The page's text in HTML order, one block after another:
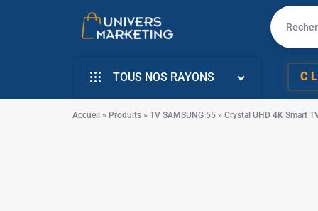
MARKETING
EN
LIGNE
TOUS NOS RAYONS
INFORMATIQUE
Accueil » Produits » TV SAMSUNG 55 » Crystal UHD 4K Smart